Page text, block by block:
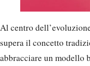
Al centro
supera il concetto
abbracciare un modello